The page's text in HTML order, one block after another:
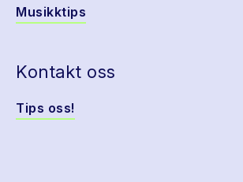
Musikktips
Kontakt oss
Tips oss!